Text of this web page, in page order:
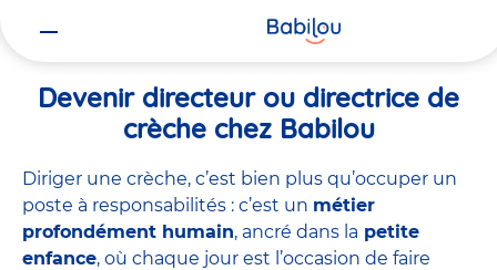
Devenir directeur ou directrice de
crèche chez Babilou
Diriger une crèche, c’est bien plus qu’occuper un
poste à responsabilités : c’est un métier
profondément humain, ancré dans la petite
enfance, où chaque jour est l’occasion de faire